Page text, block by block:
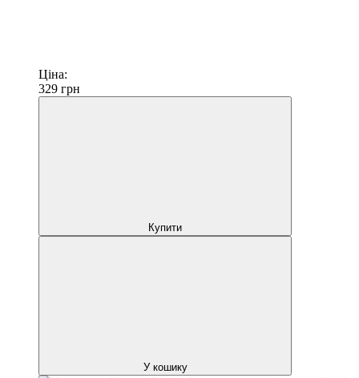
Ціна:
329 грн
Купити
У кошику